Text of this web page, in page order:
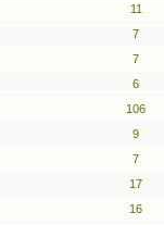
11
7
7
6
106
9
7
17
16